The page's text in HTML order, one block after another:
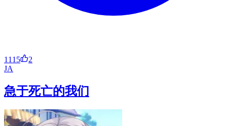
1115
2
JA
急于死亡的我们